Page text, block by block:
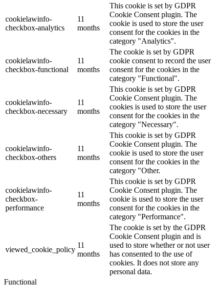
cookielawinfo-
checkbox-analytics
11
months
This cookie is set by GDPR
Cookie Consent plugin. The
cookie is used to store the user
consent for the cookies in the
category "Analytics".
cookielawinfo-
checkbox-functional
11
months
The cookie is set by GDPR
cookie consent to record the user
consent for the cookies in the
category "Functional".
cookielawinfo-
checkbox-necessary
11
months
This cookie is set by GDPR
Cookie Consent plugin. The
cookies is used to store the user
consent for the cookies in the
category "Necessary".
cookielawinfo-
checkbox-others
11
months
This cookie is set by GDPR
Cookie Consent plugin. The
cookie is used to store the user
consent for the cookies in the
category "Other.
cookielawinfo-
checkbox-
performance
11
months
This cookie is set by GDPR
Cookie Consent plugin. The
cookie is used to store the user
consent for the cookies in the
category "Performance".
viewed_cookie_policy
11
months
The cookie is set by the GDPR
Cookie Consent plugin and is
used to store whether or not user
has consented to the use of
cookies. It does not store any
personal data.
Functional